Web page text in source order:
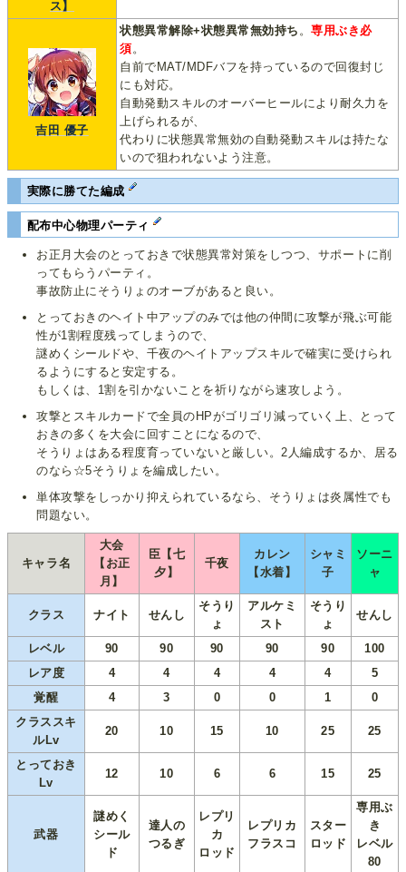
ス】
吉田 優子
状態異常解除+状態異常無効持ち 。専用ぶき必
須 。
自前でMAT/MDFバフを持っているので回復封じ
にも対応。
自動発動スキルのオーバーヒールにより耐久力を
上げられるが、
代わりに状態異常無効の自動発動スキルは持たな
いので狙われないよう注意。
実際に勝てた編成
配布中心物理パーティ
お正月大会のとっておきで状態異常対策をしつつ、サポートに削
ってもらうパーティ。
事故防止にそうりょのオーブがあると良い。
とっておきのヘイト中アップのみでは他の仲間に攻撃が飛ぶ可能
性が1割程度残ってしまうので、
謎めくシールドや、千夜のヘイトアップスキルで確実に受けられ
るようにすると安定する。
もしくは、1割を引かないことを祈りながら速攻しよう。
攻撃とスキルカードで全員のHPがゴリゴリ減っていく上、とって
おきの多くを大会に回すことになるので、
そうりょはある程度育っていないと厳しい。2人編成するか、居る
のなら☆5そうりょを編成したい。
単体攻撃をしっかり抑えられているなら、そうりょは炎属性でも
問題ない。
キャラ名
大会
【お正
月】
臣【七
夕】
千夜
カレン
【水着】
シャミ
子
ソーニ
ャ
クラス ナイト せんし
そうり
ょ
アルケミ
スト
そうり
ょ
せんし
レベル 90 90 90 90 90
100
レア度
4 4 4 4 4
5
覚醒
4 3 0 0 1
0
クラススキ
ルLv
20 10 15 10 25 25
とっておき
Lv
12 10 6 6 15 25
武器
謎めく
シール
ド
達人の
つるぎ
レプリ
カ
ロッド
レプリカ
フラスコ
スター
ロッド
専用ぶ
き
レベル
80